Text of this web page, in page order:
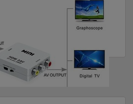
ТЕХНИКА